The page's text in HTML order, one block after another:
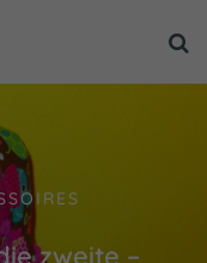
zweite –